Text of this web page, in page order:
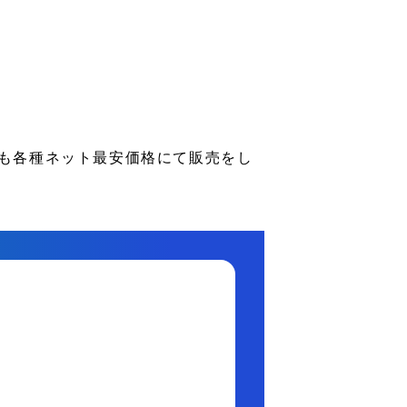
各種ネット最安価格にて販売をし